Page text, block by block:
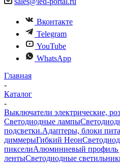
Вконтакте
Telegram
YouTube
WhatsApp
Главная
-
Каталог
-
Выключатели электрические,
Светодиодные лампы
подсветки.Адаптеры, блоки
диммерыГибкий Неон
пикселиАлюминиевый профиль
лентыСветодиодные